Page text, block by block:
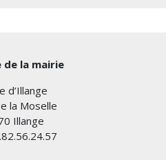
de la mairie
d’Illange
la Moselle
Illange